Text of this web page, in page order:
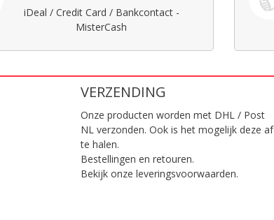
iDeal / Credit Card / Bankcontact -
MisterCash
VERZENDING
Onze producten worden met DHL / Post
NL verzonden. Ook is het mogelijk deze af
te halen.
Bestellingen en retouren.
Bekijk onze leveringsvoorwaarden.